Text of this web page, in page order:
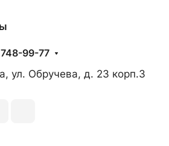
99-77
ул. Обручева, д. 23 корп.3